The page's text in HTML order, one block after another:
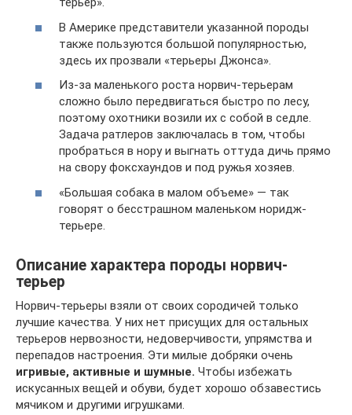
В Америке представители указанной породы
также пользуются большой популярностью,
здесь их прозвали «терьеры Джонса».
Из-за маленького роста норвич-терьерам
сложно было передвигаться быстро по лесу,
поэтому охотники возили их с собой в седле.
Задача ратлеров заключалась в том, чтобы
пробраться в нору и выгнать оттуда дичь прямо
на свору фоксхаундов и под ружья хозяев.
«Большая собака в малом объеме» — так
говорят о бесстрашном маленьком норидж-
терьере.
Описание характера породы норвич-
терьер
Норвич-терьеры взяли от своих сородичей только
лучшие качества. У них нет присущих для остальных
терьеров нервозности, недоверчивости, упрямства и
перепадов настроения. Эти милые добряки очень
игривые, активные и шумные. Чтобы избежать
искусанных вещей и обуви, будет хорошо обзавестись
мячиком и другими игрушками.